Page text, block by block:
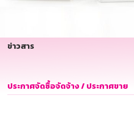
ข่าวสาร
ประกาศจัดซื้อจัดจ้าง / ประกาศขาย